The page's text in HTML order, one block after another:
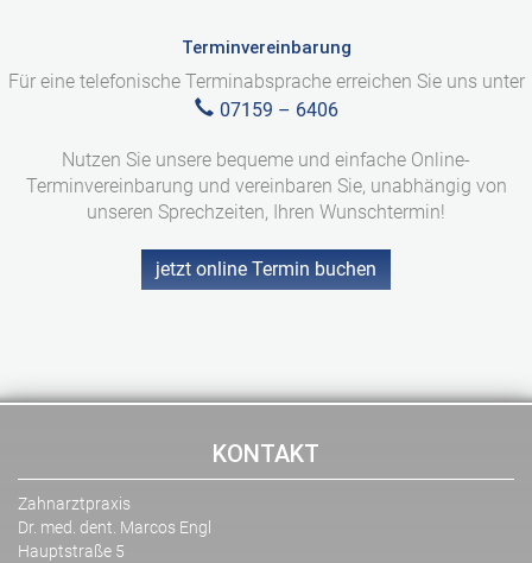
Erfahren Sie mehr »
Terminvereinbarung
Für eine telefonische Terminabsprache erreichen Sie uns unter
07159 – 6406
Nutzen Sie unsere bequeme und einfache Online-
Terminvereinbarung und vereinbaren Sie, unabhängig von
unseren Sprechzeiten, Ihren Wunschtermin!
jetzt online Termin buchen
KONTAKT
Zahnarztpraxis
Dr. med. dent. Marcos Engl
Hauptstraße 5